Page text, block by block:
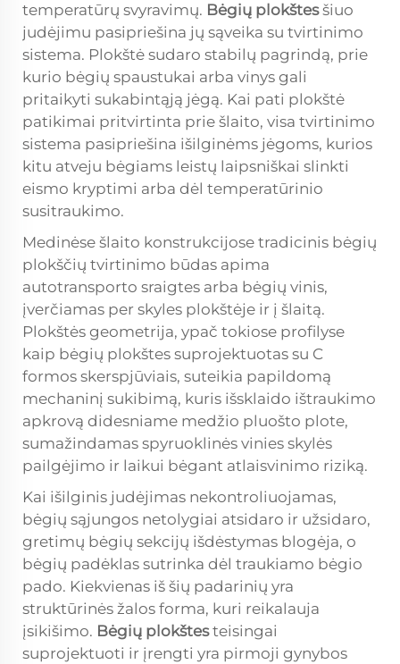
temperatūrų svyravimų. Bėgių plokštesšiuo
judėjimu pasipriešina jų sąveika su tvirtinimo
sistema. Plokštė sudaro stabilų pagrindą, prie
kurio bėgių spaustukai arba vinys gali
pritaikyti sukabintąją jėgą. Kai pati plokštė
patikimai pritvirtinta prie šlaito, visa tvirtinimo
sistema pasipriešina išilginėms jėgoms, kurios
kitu atveju bėgiams leistų laipsniškai slinkti
eismo kryptimi arba dėl temperatūrinio
susitraukimo.
Medinėse šlaito konstrukcijose tradicinis bėgių
plokščių tvirtinimo būdas apima
autotransporto sraigtes arba bėgių vinis,
įverčiamas per skyles plokštėje ir į šlaitą.
Plokštės geometrija, ypač tokiose profilyse
kaip bėgių plokštes suprojektuotas su C
formos skerspjūviais, suteikia papildomą
mechaninį sukibimą, kuris išsklaido ištraukimo
apkrovą didesniame medžio pluošto plote,
sumažindamas spyruoklinės vinies skylės
pailgėjimo ir laikui bėgant atlaisvinimo riziką.
Kai išilginis judėjimas nekontroliuojamas,
bėgių sąjungos netolygiai atsidaro ir užsidaro,
gretimų bėgių sekcijų išdėstymas blogėja, o
bėgių padėklas sutrinka dėl traukiamo bėgio
pado. Kiekvienas iš šių padarinių yra
struktūrinės žalos forma, kuri reikalauja
įsikišimo. Bėgių plokštesteisingai
suprojektuoti ir įrengti yra pirmoji gynybos